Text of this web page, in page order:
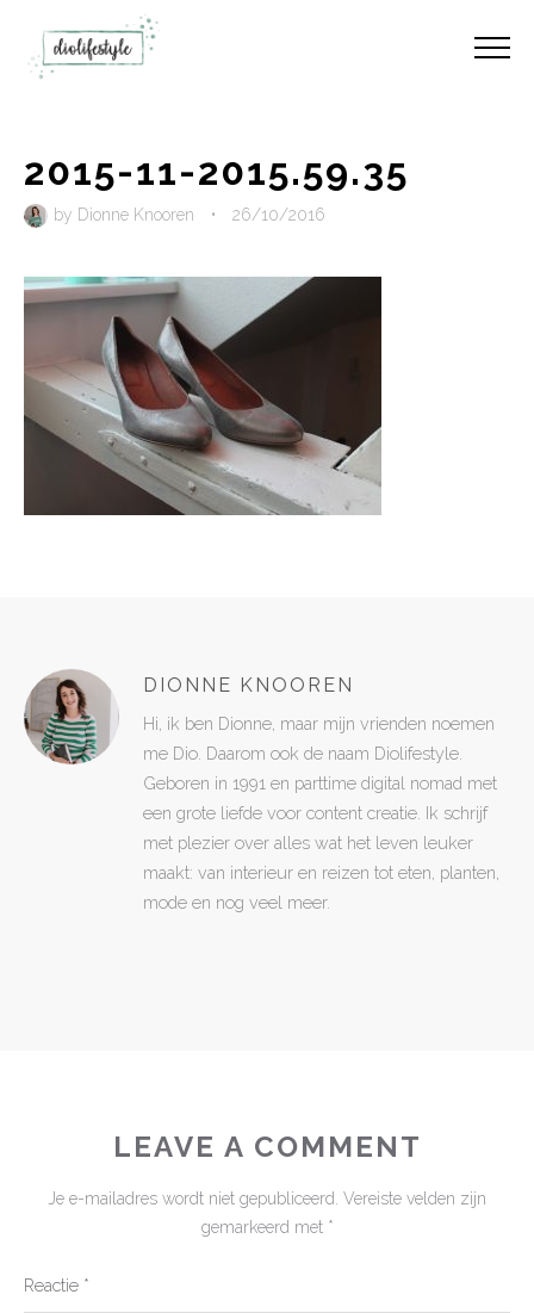
2015-11-2015.59.35
by Dionne Knooren • 26/10/2016
DIONNE KNOOREN
Hi, ik ben Dionne, maar mijn vrienden noemen
me Dio. Daarom ook de naam Diolifestyle.
Geboren in 1991 en parttime digital nomad met
een grote liefde voor content creatie. Ik schrijf
met plezier over alles wat het leven leuker
maakt: van interieur en reizen tot eten, planten,
mode en nog veel meer.
LEAVE A COMMENT
Je e-mailadres wordt niet gepubliceerd. Vereiste velden zijn
gemarkeerd met *
Reactie *